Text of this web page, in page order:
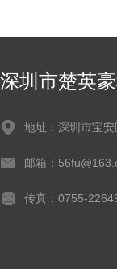
深圳市楚英
地址：深圳市宝
邮箱：
传真：0755-